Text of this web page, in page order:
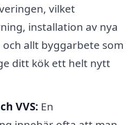
vilket
installation av nya
allt byggarbete som
ditt kök ett helt nytt
VVS: En